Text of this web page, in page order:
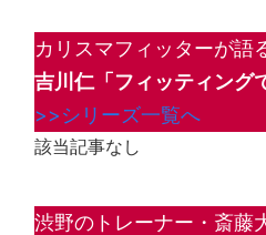
カリスマフィッターが語
吉川仁「フィッティング
>>シリーズ一覧へ
該当記事なし
渋野のトレーナー・斎藤